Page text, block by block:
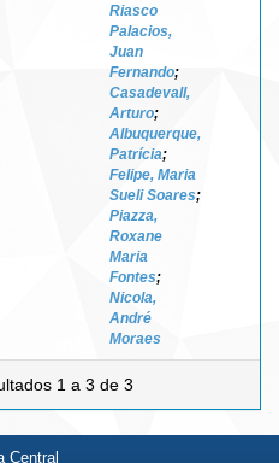
Riasco
Palacios,
Juan
Fernando;
Casadevall,
Arturo;
Albuquerque,
Patrícia;
Felipe, Maria
Sueli Soares;
Piazza,
Roxane
Maria
Fontes;
Nicola,
André
Moraes
1 a 3 de 3
Central